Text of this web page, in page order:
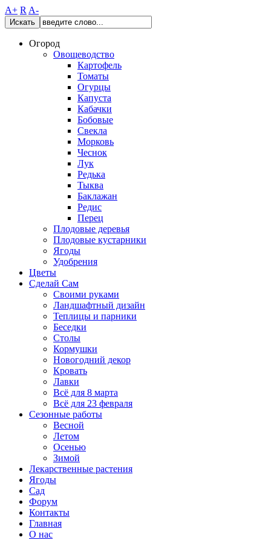
A+ R A-
Искать
Огород
Овощеводство
Картофель
Томаты
Огурцы
Капуста
Кабачки
Бобовые
Свекла
Морковь
Чеснок
Лук
Редька
Тыква
Баклажан
Редис
Перец
Плодовые деревья
Плодовые кустарники
Ягоды
Удобрения
Цветы
Сделай Сам
Своими руками
Ландшафтный дизайн
Теплицы и парники
Беседки
Столы
Кормушки
Новогодний декор
Кровать
Лавки
Всё для 8 марта
Всё для 23 февраля
Сезонные работы
Весной
Летом
Осенью
Зимой
Лекарственные растения
Ягоды
Сад
Форум
Контакты
Главная
О нас